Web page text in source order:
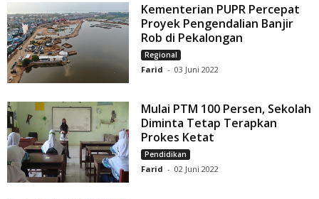
Kementerian PUPR Percepat
Proyek Pengendalian Banjir
Rob di Pekalongan
Regional
Farid - 03 Juni 2022
Mulai PTM 100 Persen, Sekolah
Diminta Tetap Terapkan
Prokes Ketat
Pendidikan
Farid - 02 Juni 2022